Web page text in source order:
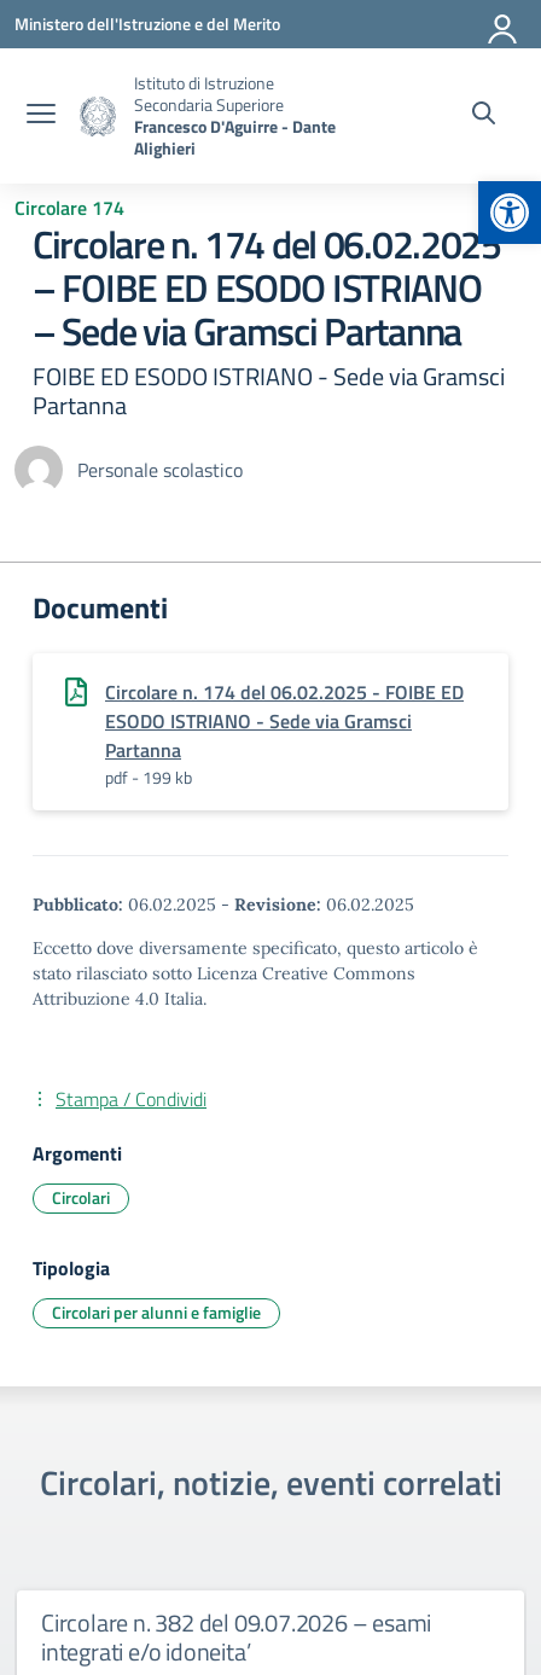
Vai ai contenuti
Vai al menu di navigazione
Vai al footer
Ministero dell'Istruzione e del Merito
Istituto di Istruzione
Secondaria Superiore
Francesco D'Aguirre - Dante
Alighieri
Circolare 174
Circolare n. 174 del 06.02.2025
– FOIBE ED ESODO ISTRIANO
– Sede via Gramsci Partanna
FOIBE ED ESODO ISTRIANO - Sede via Gramsci
Partanna
Personale scolastico
Documenti
Circolare n. 174 del 06.02.2025 - FOIBE ED
ESODO ISTRIANO - Sede via Gramsci
Partanna
pdf - 199 kb
Pubblicato: 06.02.2025 - Revisione: 06.02.2025
Eccetto dove diversamente specificato, questo articolo è
stato rilasciato sotto Licenza Creative Commons
Attribuzione 4.0 Italia.
Stampa / Condividi
Argomenti
Circolari
Tipologia
Circolari per alunni e famiglie
Circolari, notizie, eventi correlati
Circolare n. 382 del 09.07.2026 – esami
integrati e/o idoneita’